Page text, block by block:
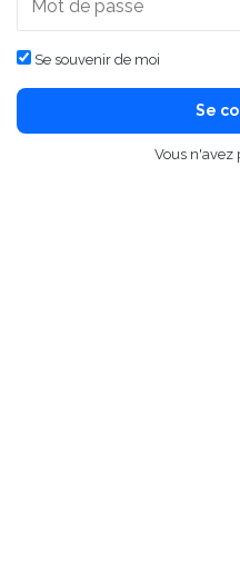
Se souvenir de moi
Se
Vous n'avez